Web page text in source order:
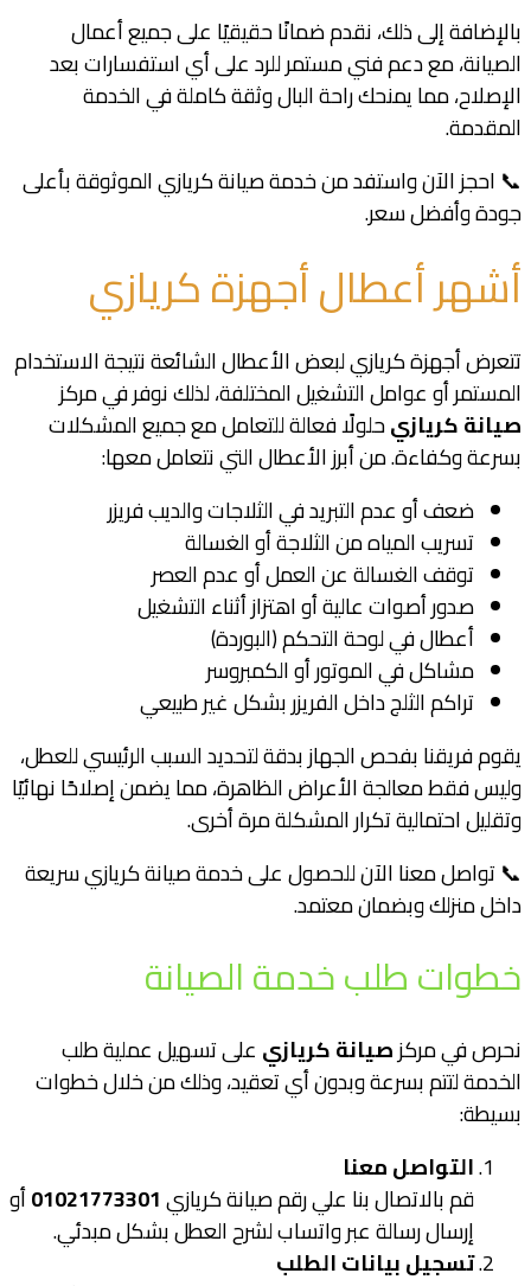
بالإضافة إلى ذلك، نقدم ضمانًا حقيقيًا على جميع أعمال
الصيانة، مع دعم فني مستمر للرد على أي استفسارات بعد
الإصلاح، مما يمنحك راحة البال وثقة كاملة في الخدمة
المقدمة.
📞 احجز الآن واستفد من خدمة صيانة كريازي الموثوقة بأعلى
جودة وأفضل سعر.
أشهر أعطال أجهزة كريازي
تتعرض أجهزة كريازي لبعض الأعطال الشائعة نتيجة الاستخدام
المستمر أو عوامل التشغيل المختلفة، لذلك نوفر في مركز
صيانة كريازيحلولًا فعالة للتعامل مع جميع المشكلات
بسرعة وكفاءة. من أبرز الأعطال التي نتعامل معها:
ضعف أو عدم التبريد في الثلاجات والديب فريزر
تسريب المياه من الثلاجة أو الغسالة
توقف الغسالة عن العمل أو عدم العصر
صدور أصوات عالية أو اهتزاز أثناء التشغيل
أعطال في لوحة التحكم (البوردة)
مشاكل في الموتور أو الكمبروسر
تراكم الثلج داخل الفريزر بشكل غير طبيعي
يقوم فريقنا بفحص الجهاز بدقة لتحديد السبب الرئيسي للعطل،
وليس فقط معالجة الأعراض الظاهرة، مما يضمن إصلاحًا نهائيًا
وتقليل احتمالية تكرار المشكلة مرة أخرى.
📞 تواصل معنا الآن للحصول على خدمة صيانة كريازي سريعة
داخل منزلك وبضمان معتمد.
خطوات طلب خدمة الصيانة
نحرص في مركزصيانة كريازي على تسهيل عملية طلب
الخدمة لتتم بسرعة وبدون أي تعقيد، وذلك من خلال خطوات
بسيطة:
التواصل معنا
قم بالاتصال بنا علي رقم صيانة كريازي01021773301أو
إرسال رسالة عبر واتساب لشرح العطل بشكل مبدئي.
تسجيل بيانات الطلب